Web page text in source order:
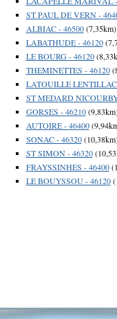
ST PAUL DE VERN -
ALBIAC - 46500(7,35km)
LABATHUDE - 46120
LE BOURG - 46120
THEMINETTES - 46120
LATOUILLE LENTILLAC
ST MEDARD
GORSES - 46210
AUTOIRE - 46400
SONAC - 46320
ST SIMON - 46320
FRAYSSINHES - 46400
LE BOUYSSOU - 46120